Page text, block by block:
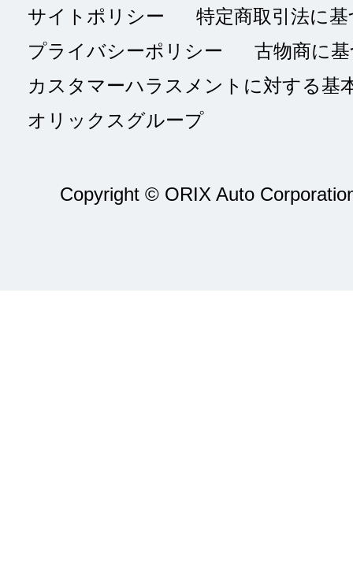
サイトポリシー
特定商取引法に
プライバシーポリシー
古物商に
カスタマーハラスメントに対する基
オリックスグループ
Copyright © ORIX Auto